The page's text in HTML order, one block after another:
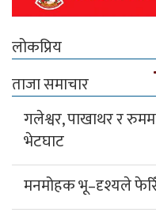
लोकप्रिय
ताजा समाचार
गलेश्वर, पाखाथर र
भेटघाट
मनमोहक भू–दृश्यले